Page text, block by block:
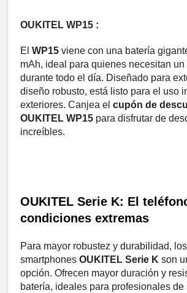
OUKITEL WP15 :
El WP15 viene con una batería
mAh, ideal para quienes necesitan
durante todo el día. Diseñado para
diseño robusto, está listo para el uso
exteriores. Canjea el cupón de
OUKITEL WP15 para disfrutar de
increíbles.
OUKITEL Serie K: El
condiciones extremas
Para mayor robustez y durabilidad, los
smartphones OUKITEL Serie K son
opción. Ofrecen mayor duración y
batería, ideales para profesionales de